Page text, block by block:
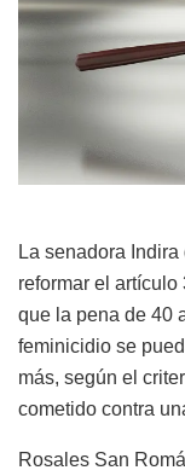
La senadora
reformar el
que la pena de 40
feminicidio se
más, según el
cometido contra
Rosales San